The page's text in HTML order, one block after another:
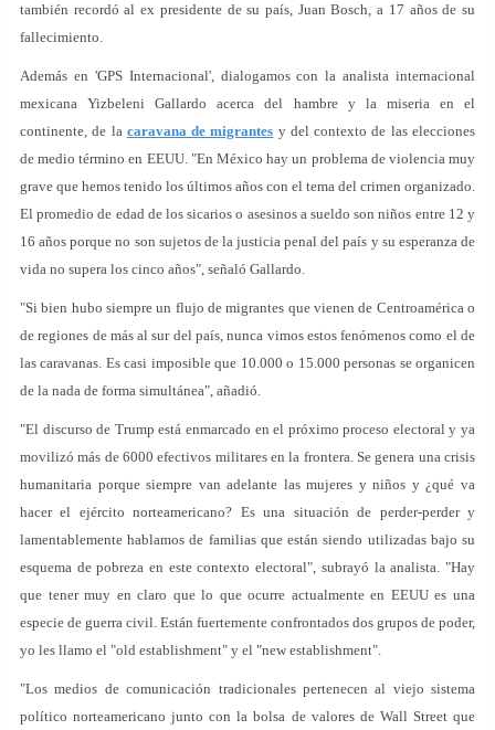
también recordó al ex presidente de su país, Juan Bosch, a 17 años de su
fallecimiento.
Además en 'GPS Internacional', dialogamos con la analista internacional
mexicana Yizbeleni Gallardo acerca del hambre y la miseria en el
continente, de la caravana de migrantes y del contexto de las elecciones
de medio término en EEUU. "En México hay un problema de violencia muy
grave que hemos tenido los últimos años con el tema del crimen organizado.
El promedio de edad de los sicarios o asesinos a sueldo son niños entre 12 y
16 años porque no son sujetos de la justicia penal del país y su esperanza de
vida no supera los cinco años", señaló Gallardo.
"Si bien hubo siempre un flujo de migrantes que vienen de Centroamérica o
de regiones de más al sur del país, nunca vimos estos fenómenos como el de
las caravanas. Es casi imposible que 10.000 o 15.000 personas se organicen
de la nada de forma simultánea", añadió.
"El discurso de Trump está enmarcado en el próximo proceso electoral y ya
movilizó más de 6000 efectivos militares en la frontera. Se genera una crisis
humanitaria porque siempre van adelante las mujeres y niños y ¿qué va
hacer el ejército norteamericano? Es una situación de perder-perder y
lamentablemente hablamos de familias que están siendo utilizadas bajo su
esquema de pobreza en este contexto electoral", subrayó la analista. "Hay
que tener muy en claro que lo que ocurre actualmente en EEUU es una
especie de guerra civil. Están fuertemente confrontados dos grupos de poder,
yo les llamo el "old establishment" y el "new establishment".
"Los medios de comunicación tradicionales pertenecen al viejo sistema
político norteamericano junto con la bolsa de valores de Wall Street que